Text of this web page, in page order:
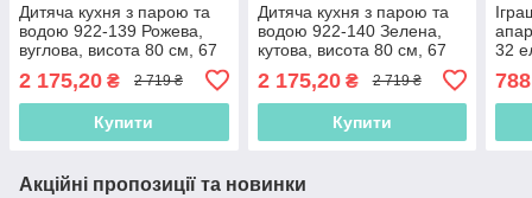
Дитяча кухня з парою та
водою 922-139 Рожева,
вуглова, висота 80 см, 67
елементів, підсвітка, звуки,
посуд, продукти, на
батарейка
2 175,20 ₴ 2 719 ₴
Купити
Дитяча кухня з парою та
водою 922-140 Зелена,
кутова, висота 80 см, 67
елементів, підсвітка, звуки,
продукти, на батарейках
2 175,20₴ 2 719 ₴
Купити
32
Акційні пропозиції та новинки